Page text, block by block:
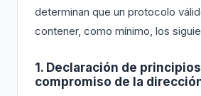
determinan que un protocolo
contener, como mínimo, los
1. Declaración de
compromiso de la